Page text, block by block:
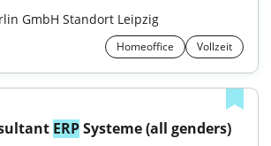
GmbH Standort Leipzig
Homeoffice Vollzeit
ERP Systeme (all genders)